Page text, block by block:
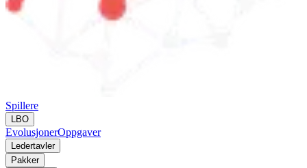
Spillere
LBO
EvolusjonerOppgaver
Ledertavler
Pakker